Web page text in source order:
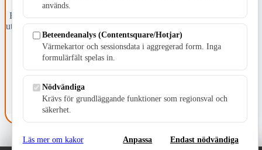
Fristående webbtidningsföretag grundat 1991 som sedan 2002 ger
ut tidningen Skillingaryd.nu och 2010 lanserades Värnamo.nu. Från
april 2026 omfattar Skillingaryd.nu tre kommuner: Gnosjö,
Värnamo och Vaggeryds kommun.
Kontakta oss
E-post: redaktionen@skillingaryd.nu
Postadress: Gisslaköp 1, 568 92 Skillingaryd
används.
Beteendeanalys (Contentsquare/Hotjar)
Värmekartor och sessionsdata i aggregerad form. Inga
formulärfält spelas in.
Nödvändiga
Krävs för grundläggande funktioner som regionsval och
säkerhet.
Läs mer om kakor Anpassa Endast nödvändiga